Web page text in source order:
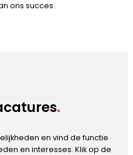
ons succes.
.
en vind de functie
en interesses. Klik op de